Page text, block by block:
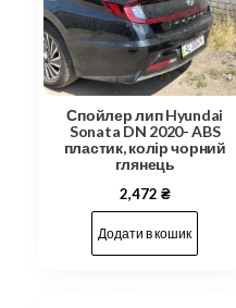
Спойлер лип Hyundai
Sonata DN 2020- ABS
пластик, колір чорний
глянець
2,472 ₴
Додати в кошик